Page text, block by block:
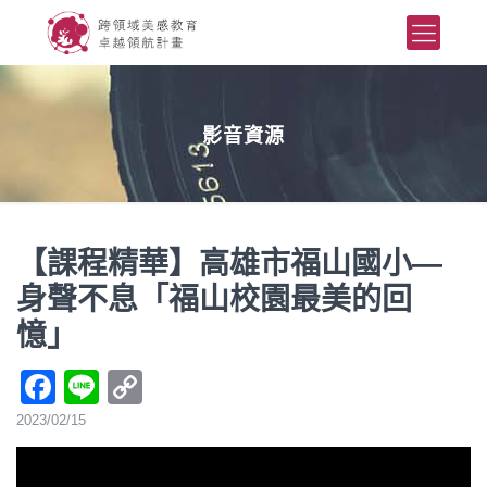
影音資源
【課程精華】高雄市福山國小—
身聲不息「福山校園最美的回
憶」
Facebook
Line
2023/02/15